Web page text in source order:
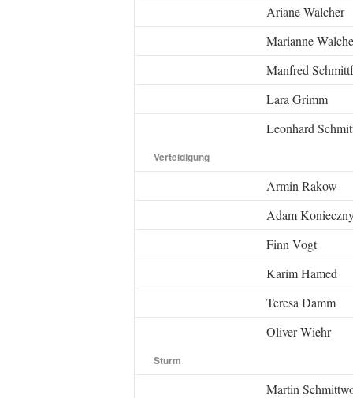
Ariane Walcher
Marianne
Manfred
Lara Grimm
Leonhard
Verteidigung
Armin Rakow
Adam
Finn Vogt
Karim Hamed
Teresa Damm
Oliver Wiehr
Sturm
Martin